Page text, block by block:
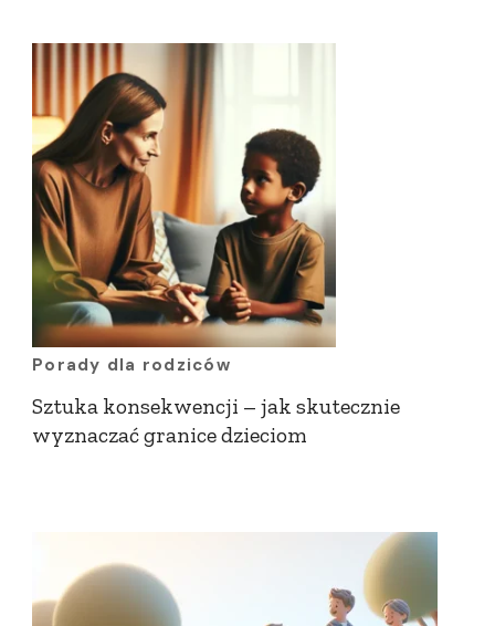
Porady dla rodziców
Sztuka konsekwencji – jak skutecznie
wyznaczać granice dzieciom